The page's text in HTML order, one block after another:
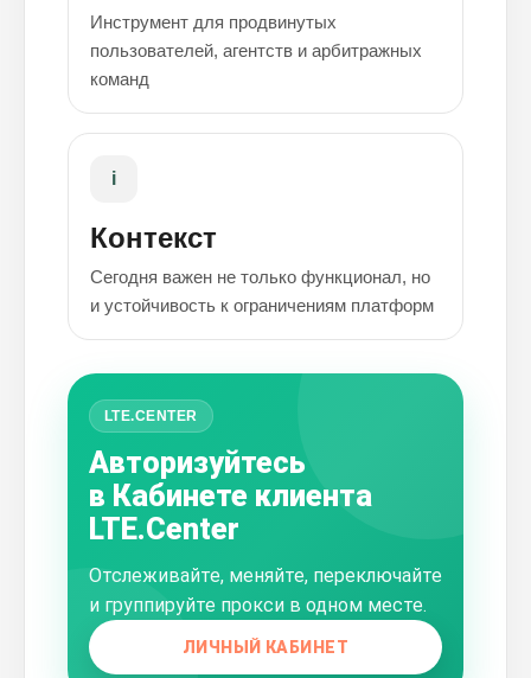
Инструмент для продвинутых
пользователей, агентств и арбитражных
команд
i
Контекст
Сегодня важен не только функционал, но
и устойчивость к ограничениям платформ
LTE.CENTER
Авторизуйтесь
в Кабинете клиента
LTE.Center
Отслеживайте, меняйте, переключайте
и группируйте прокси в одном месте.
ЛИЧНЫЙ КАБИНЕТ